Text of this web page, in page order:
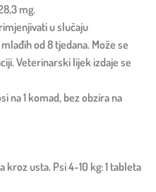
mg.
u slučaju
od 8 tjedana. Može se
Veterinarski lijek izdaje se
na 1 komad, bez obzira na
usta. Psi 4-10 kg: 1 tableta